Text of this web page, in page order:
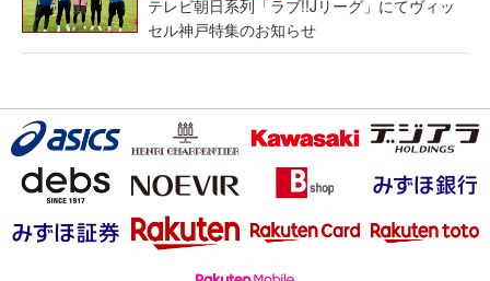
テレビ朝日系列「ラブ!!Jリーグ」にてヴィッ
セル神戸特集のお知らせ